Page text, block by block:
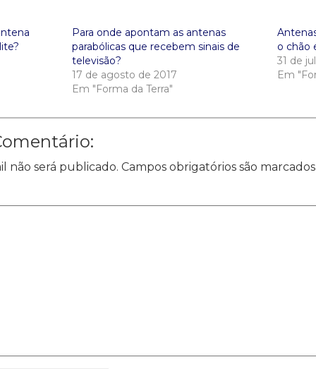
Para onde apontam as antenas
parabólicas que recebem sinais de
televisão?
17 de agosto de 2017
Em "Forma da Terra"
o chão
31 de
Em
não será publicado. Campos obrigatórios são